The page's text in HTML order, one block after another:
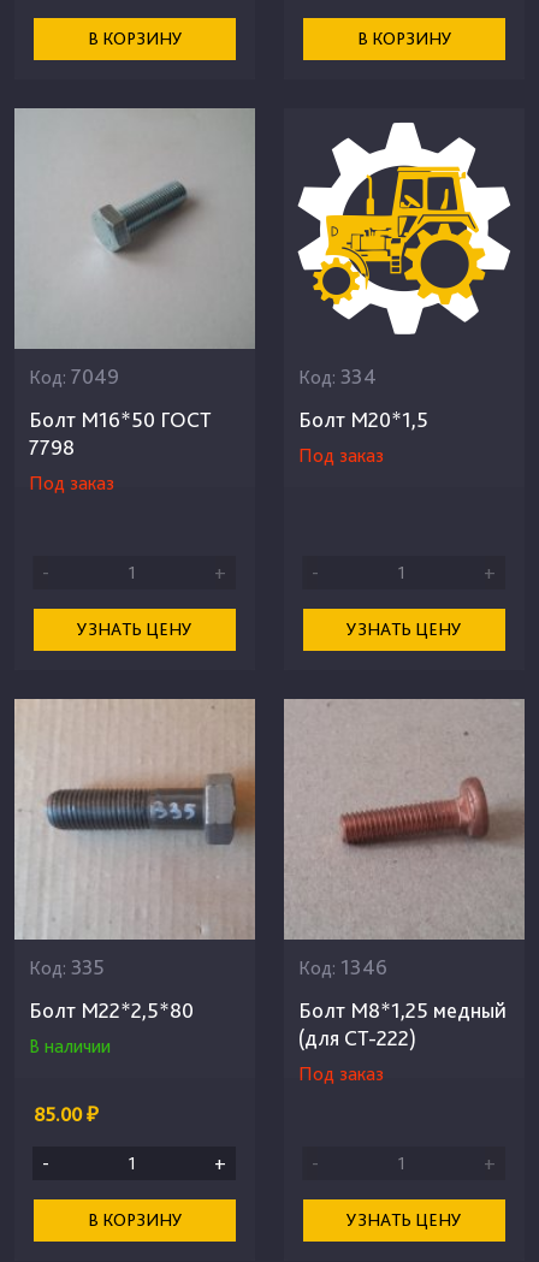
В КОРЗИНУ В КОРЗИНУ
Код: 7049
Болт М16*50 ГОСТ
7798
Под заказ
- +
УЗНАТЬ ЦЕНУ
Код: 334
Болт М20*1,5
Под заказ
- +
УЗНАТЬ ЦЕНУ
Код: 335
Болт М22*2,5*80
В наличии
85.00 ₽
- +
В КОРЗИНУ
Код: 1346
Болт М8*1,25 медный
(для СТ-222)
Под заказ
- +
УЗНАТЬ ЦЕНУ